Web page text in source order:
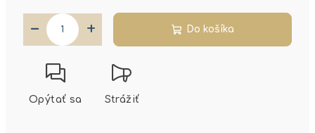
+
− Do košíka
Opýtať sa Strážiť